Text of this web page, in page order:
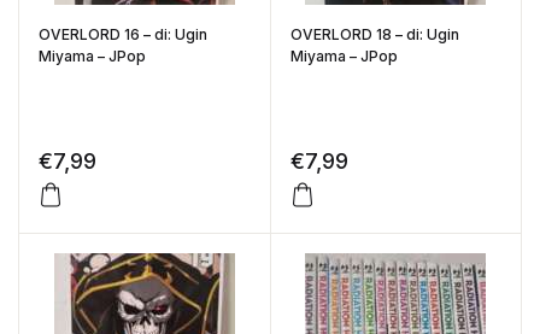
OVERLORD 16 – di: Ugin
Miyama – JPop
€7,99
OVERLORD 18 – di: Ugin
Miyama – JPop
€7,99